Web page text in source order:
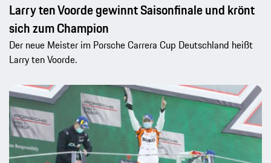
Larry ten Voorde gewinnt Saisonfinale und krönt
sich zum Champion
Der neue Meister im Porsche Carrera Cup Deutschland heißt
Larry ten Voorde.